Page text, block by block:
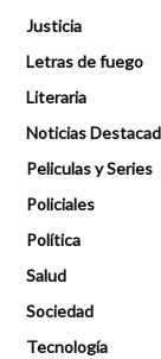
Justicia
Letras de fuego
Literaria
Noticias
Peliculas y Series
Policiales
Política
Salud
Sociedad
Tecnología